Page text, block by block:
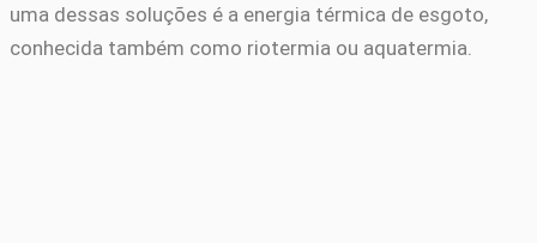
uma dessas soluções é a energia térmica de esgoto,
conhecida também como riotermia ou aquatermia.